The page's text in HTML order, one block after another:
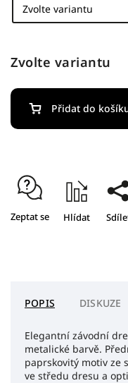
Zvolte variantu
Přidat do
Zeptat se Hlídat
POPIS DISKUZE
Elegantní závodní
metalické barvě.
paprskovitý motiv ze
ve středu dresu a